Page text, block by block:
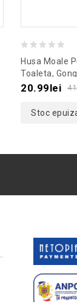
out
of
Husa Moale
Toaleta,
20.99lei
Stoc